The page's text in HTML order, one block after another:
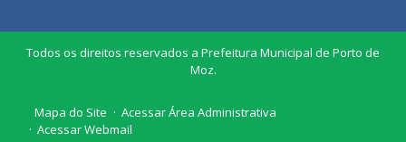
Todos os direitos reservados a Prefeitura Municipal de Porto de
Moz.
Mapa do Site
Acessar Área Administrativa
Acessar Webmail